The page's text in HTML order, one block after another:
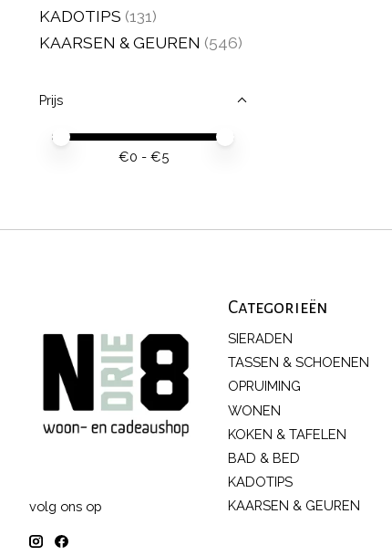
KADOTIPS (131)
KAARSEN & GEUREN (546)
Prijs
Minimale prijswaarde
Price maximum value
€0 - €5
volg ons op
Categorieën
SIERADEN
TASSEN & SCHOENEN
OPRUIMING
WONEN
KOKEN & TAFELEN
BAD & BED
KADOTIPS
KAARSEN & GEUREN